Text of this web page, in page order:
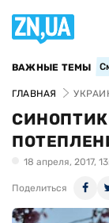
ВАЖНЫЕ ТЕМЫ
ГЛАВНАЯ
18 апреля, 2017,
Поделиться